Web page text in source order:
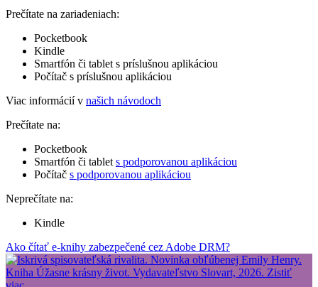
Prečítate na zariadeniach:
Pocketbook
Kindle
Smartfón či tablet s príslušnou aplikáciou
Počítač s príslušnou aplikáciou
Viac informácií v našich návodoch
Prečítate na:
Pocketbook
Smartfón či tablet s podporovanou aplikáciou
Počítač s podporovanou aplikáciou
Neprečítate na:
Kindle
Ako čítať e-knihy zabezpečené cez Adobe DRM?